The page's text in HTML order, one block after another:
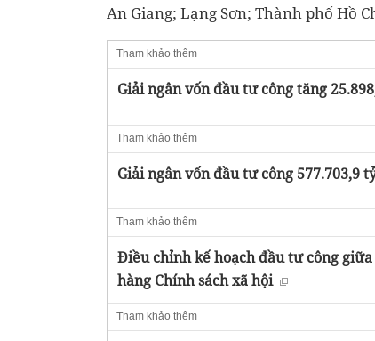
An Giang; Lạng Sơn; Thành phố Hồ
Tham khảo thêm
Giải ngân vốn đầu tư công tăng
Tham khảo thêm
Giải ngân vốn đầu tư công 577.703,9
Tham khảo thêm
Điều chỉnh kế hoạch đầu tư công
hàng Chính sách xã hội
Tham khảo thêm